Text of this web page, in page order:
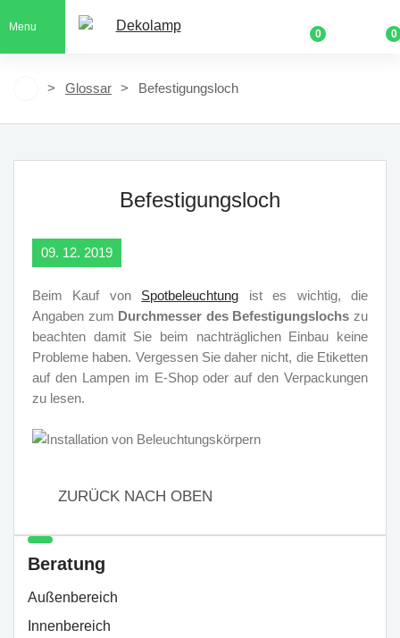
Menu
0 0
Glossar Befestigungsloch
Befestigungsloch
09. 12. 2019
Beim Kauf von Spotbeleuchtung ist es wichtig, die
Angaben zum Durchmesser des Befestigungslochs zu
beachten damit Sie beim nachträglichen Einbau keine
Probleme haben. Vergessen Sie daher nicht, die Etiketten
auf den Lampen im E-Shop oder auf den Verpackungen
zu lesen.
ZURÜCK NACH OBEN
Beratung
Außenbereich
Innenbereich